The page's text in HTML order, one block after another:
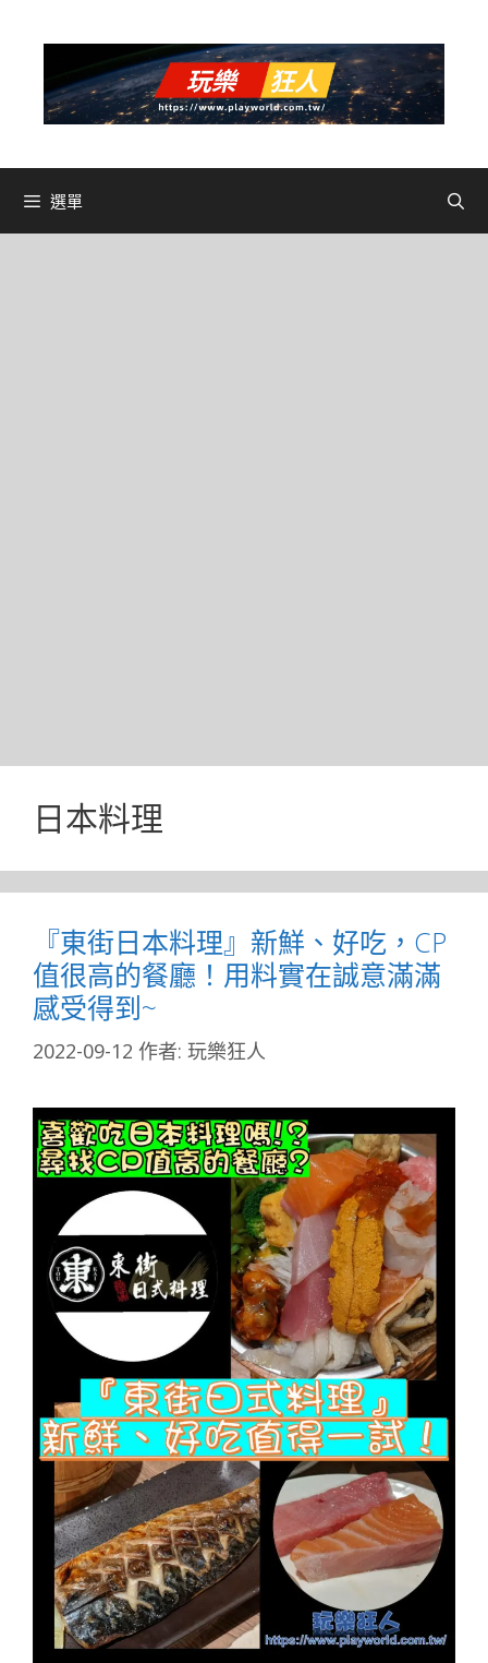
選單
日本料理
『東街日本料理』新鮮、好吃，CP
值很高的餐廳！用料實在誠意滿滿
感受得到~
2022-09-12 作者: 玩樂狂人